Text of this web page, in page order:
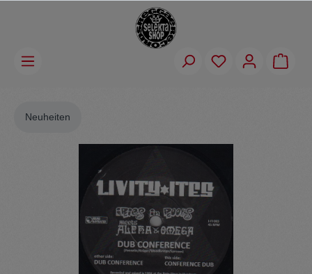
Neuheiten